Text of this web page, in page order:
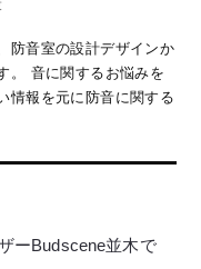
防音室の設計デザインか
。 音に関するお悩みを
情報を元に防音に関する
ーBudscene並木で